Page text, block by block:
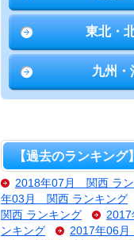
東北・
九州・
【過去のランキン
2018年07月 関西 ラ
年03月 関西 ランキング
関西 ランキング
ンキング
2017年06